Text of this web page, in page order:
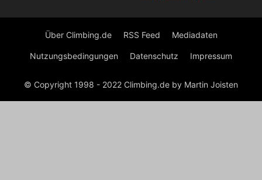
Über Climbing.de RSS Feed Mediadaten
Nutzungsbedingungen Datenschutz Impressum
© Copyright 1998 - 2022 Climbing.de by Martin Joisten